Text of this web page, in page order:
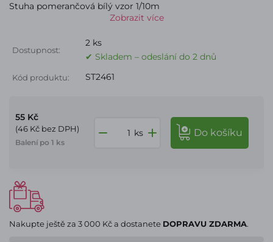
Stuha pomerančová bílý vzor 1/10m
Zobrazit více
Dostupnost:
2 ks
✔ Skladem – odeslání do 2 dnů
Kód produktu: ST2461
55 Kč
(46 Kč bez DPH)
Balení po 1 ks
ks do košíku
Nakupte ještě za 3 000 Kča dostanete DOPRAVU ZDARMA.